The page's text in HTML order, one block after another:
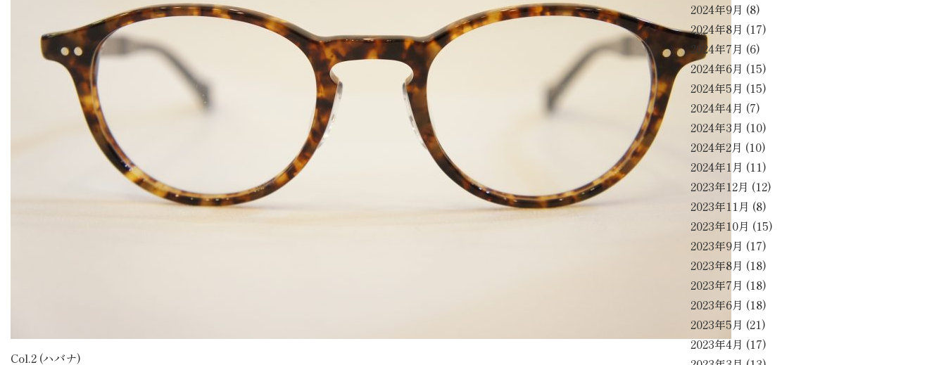
Col.2 (ハバナ)
2024年9月 (8)
2024年8月 (17)
2024年7月 (6)
2024年6月 (15)
2024年5月 (15)
2024年4月 (7)
2024年3月 (10)
2024年2月 (10)
2024年1月 (11)
2023年12月 (12)
2023年11月 (8)
2023年10月 (15)
2023年9月 (17)
2023年8月 (18)
2023年7月 (18)
2023年6月 (18)
2023年5月 (21)
2023年4月 (17)